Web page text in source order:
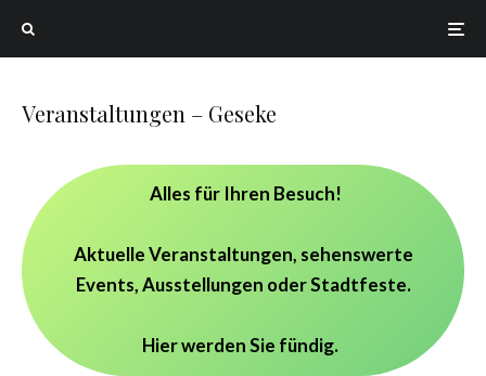
Veranstaltungen – Geseke
Alles für Ihren Besuch!
Aktuelle Veranstaltungen, sehenswerte
Events, Ausstellungen oder Stadtfeste.
Hier werden Sie fündig.